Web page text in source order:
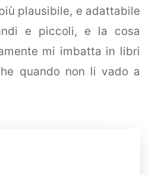
plausibile, e adattabile
e piccoli, e la cosa
mi imbatta in libri
quando non li vado a